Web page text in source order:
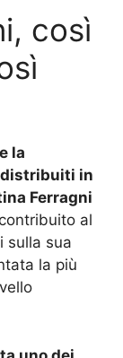
così
la
in
Ferragni
al
sulla sua
la più